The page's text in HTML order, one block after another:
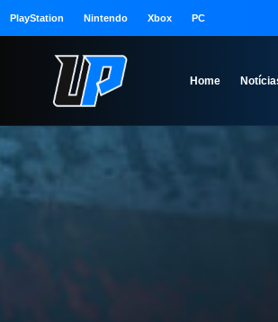
PlayStation Nintendo Xbox PC
Home